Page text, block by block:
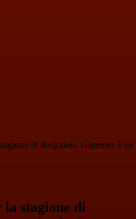
di Reijnders, Gimenez è un
stagione di